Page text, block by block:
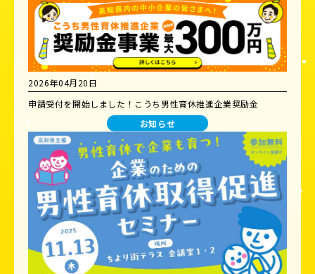
2026年04月20日
申請受付を開始しました！こうち男性育休推進企業奨励金
お知らせ